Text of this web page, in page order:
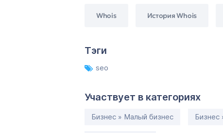
Whois История Whois
Тэги
seo
Участвует в категориях
Бизнес » Малый бизнес Бизнес